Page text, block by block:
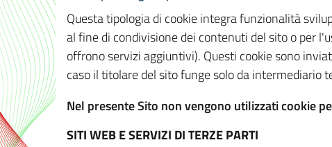
Questa tipologia di cookie integra funzionalità
al fine di condivisione dei contenuti del sito o per
offrono servizi aggiuntivi). Questi cookie sono
caso il titolare del sito funge solo da intermediario
Nel presente Sito non vengono utilizzati cookie
SITI WEB E SERVIZI DI TERZE PARTI